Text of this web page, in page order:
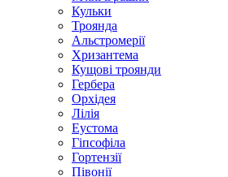
Кульки
Троянда
Альстромерії
Хризантема
Кущові троянди
Гербера
Орхідея
Лілія
Еустома
Гіпсофіла
Гортензії
Півонії